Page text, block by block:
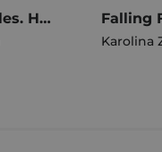
No Pucking Rules. Hockey Guys
Karolina